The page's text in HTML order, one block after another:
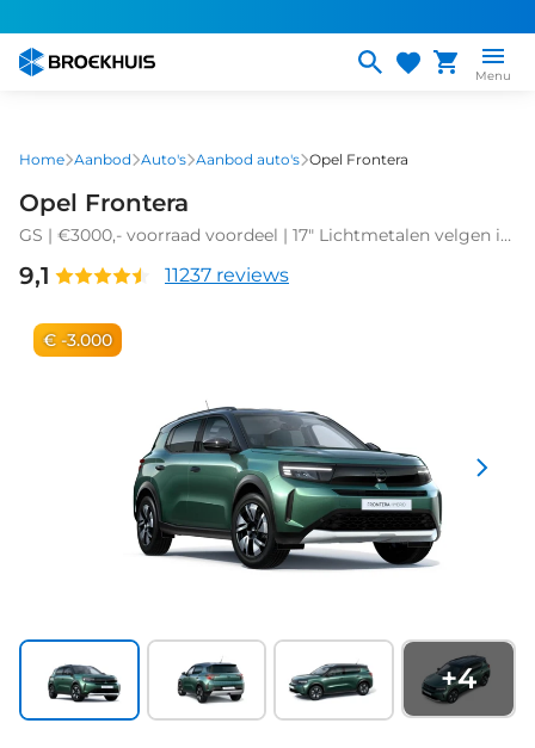
naar
gaan
Menu
Home Aanbod Auto's Aanbod auto's Opel Frontera
Opel Frontera
GS | €3000,- voorraad voordeel | 17" Lichtmetalen velgen in
hoek waarschuwing
9,1 11237 reviews
€ -3.000
+4